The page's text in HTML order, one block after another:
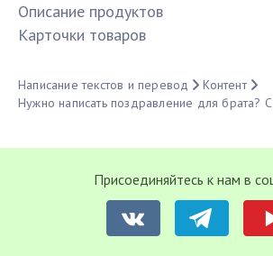
Описание продуктов
Карточки товаров
Написание текстов и перевод
Контент
Нужно написать поздравление для
Присоединяйтесь к нам в